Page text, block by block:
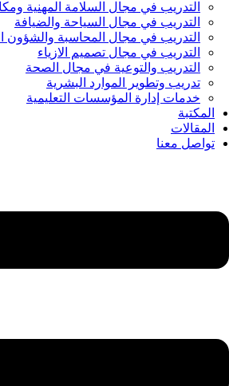
التدريب في مجال السلامة المهنية
التدريب في مجال السياحة والضيافة
التدريب في مجال المحاسبة والشؤون
التدريب في مجال تصميم الازياء
التدريب والتوعية في مجال الصحة
تدريب وتطوير الموارد البشرية
خدمات إدارة المؤسسات التعليمية
المكتبة
المقالات
تواصل معنا